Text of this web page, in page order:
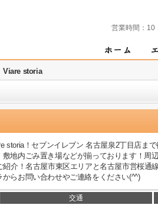
営業時間： 10
Viare storia
storia！セブンイレブン 名古屋泉2丁目店ま
敷地内ごみ置き場などが揃っております！周
介！名古屋市東区エリアと名古屋市営桜通
からお問い合わせやご連絡をください(^^)
交通